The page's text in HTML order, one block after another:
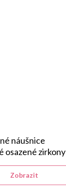
náušnice
osazené zirkony
Zobrazit